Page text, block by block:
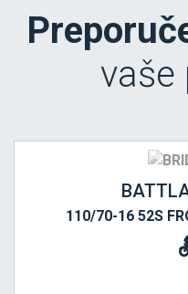
vaše
110/70-16 52S